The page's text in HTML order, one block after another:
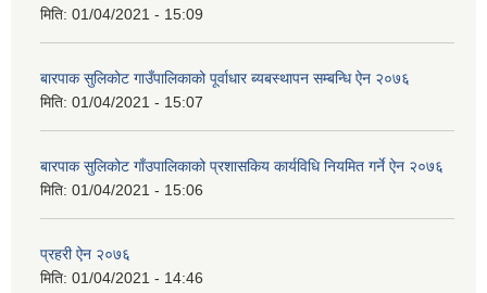
मिति: 01/04/2021 - 15:09
बारपाक सुलिकोट गाउँपालिकाको पूर्वाधार ब्यबस्थापन सम्बन्धि ऐन २०७६
मिति: 01/04/2021 - 15:07
बारपाक सुलिकोट गाँउपालिकाको प्रशासकिय कार्यविधि नियमित गर्ने ऐन २०७६
मिति: 01/04/2021 - 15:06
प्रहरी ऐन २०७६
मिति: 01/04/2021 - 14:46